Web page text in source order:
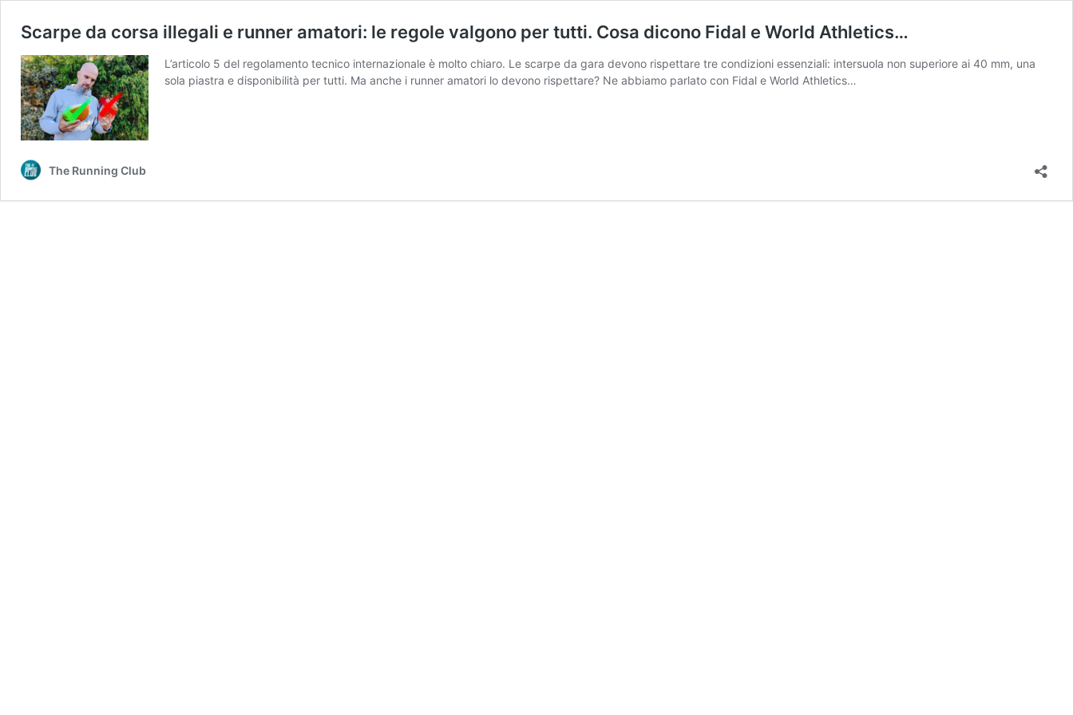
Scarpe da corsa illegali e runner amatori: le regole valgono per tutti. Cosa dicono Fidal e World Athletics…
L’articolo 5 del regolamento tecnico internazionale è molto chiaro. Le scarpe da gara devono rispettare tre condizioni essenziali: intersuola non superiore ai 40 mm, una
sola piastra e disponibilità per tutti. Ma anche i runner amatori lo devono rispettare? Ne abbiamo parlato con Fidal e World Athletics…
The Running Club